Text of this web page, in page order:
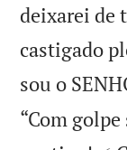
deixarei de
castigado
sou o
“Com